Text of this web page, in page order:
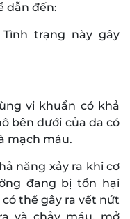
dẫn đến:
trạng này gây
vi khuẩn có khả
bên dưới của da có
mạch máu.
năng xảy ra khi cơ
đang bị tổn hại
thể gây ra vết nứt